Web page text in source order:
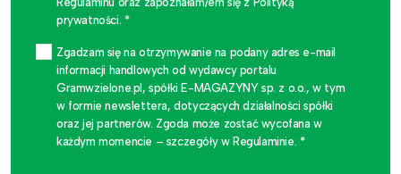
prywatności. *
Zgadzam się na otrzymywanie na podany adres e-mail
informacji handlowych od wydawcy portalu
Gramwzielone.pl, spółki E-MAGAZYNY sp. z o.o., w tym
w formie newslettera, dotyczących działalności spółki
oraz jej partnerów. Zgoda może zostać wycofana w
każdym momencie – szczegóły w Regulaminie. *